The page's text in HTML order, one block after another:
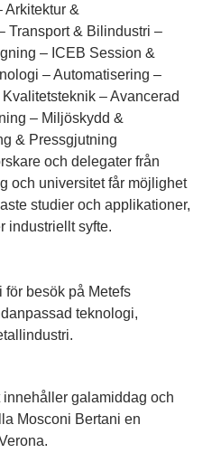
Arkitektur &
Transport & Bilindustri –
– ICEB Session &
– Automatisering –
– Avancerad
– Miljöskydd &
& Pressgjutning
och delegater från
och universitet får möjlighet
studier och applikationer,
industriellt syfte.
för besök på Metefs
teknologi,
gala­middag och
Mosconi Bertani en